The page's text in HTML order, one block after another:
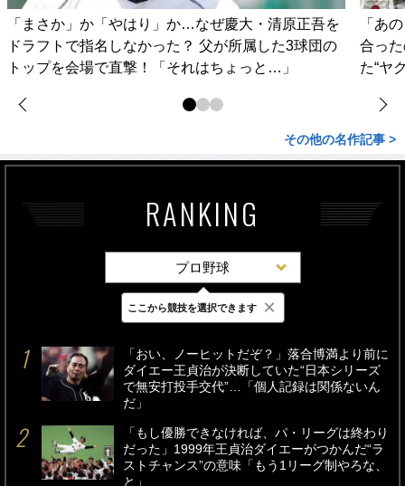
「まさか」か「やはり」か…なぜ慶大・清原正吾を
ドラフトで指名しなかった？ 父が所属した3球団の
トップを会場で直撃！「それはちょっと…」
「あ
合っ
た“ヤ
その他の名作記事 >
RANKING
プロ野球
最新 24時間 週間
「おい、ノーヒットだぞ？」落合博満より前に
ダイエー王貞治が決断していた“日本シリーズ
で無安打投手交代”…「個人記録は関係ないん
だ」
「もし優勝できなければ、パ・リーグは終わり
だった」1999年王貞治ダイエーがつかんだ“ラ
ストチャンス”の意味「もう1リーグ制やろな、
と」
ここから競技を選択できます ×